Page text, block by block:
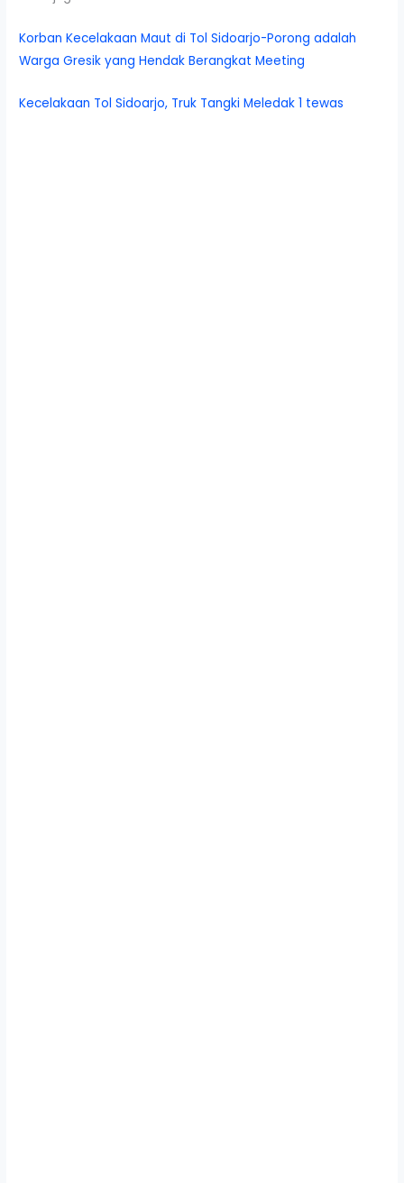
Korban Kecelakaan Maut di Tol Sidoarjo-Porong adalah
Warga Gresik yang Hendak Berangkat Meeting
Kecelakaan Tol Sidoarjo, Truk Tangki Meledak 1 tewas